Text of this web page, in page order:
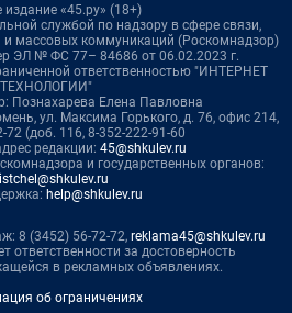
издание «45.ру» (18+)
службой по надзору в сфере связи,
массовых коммуникаций (Роскомнадзор)
ЭЛ № ФС 77– 84686 от 06.02.2023 г.
ответственностью "ИНТЕРНЕТ
ТЕХНОЛОГИИ"
Познахарева Елена Павловна
ул. Максима Горького, д. 76, офис 214,
72 (доб. 116, 8-352-222-91-60
редакции: 45@shkulev.ru
и государственных органов:
help@shkulev.ru
8 (3452) 56-72-72, reklama45@shkulev.ru
ответственности за достоверность
в рекламных объявлениях.
об ограничениях